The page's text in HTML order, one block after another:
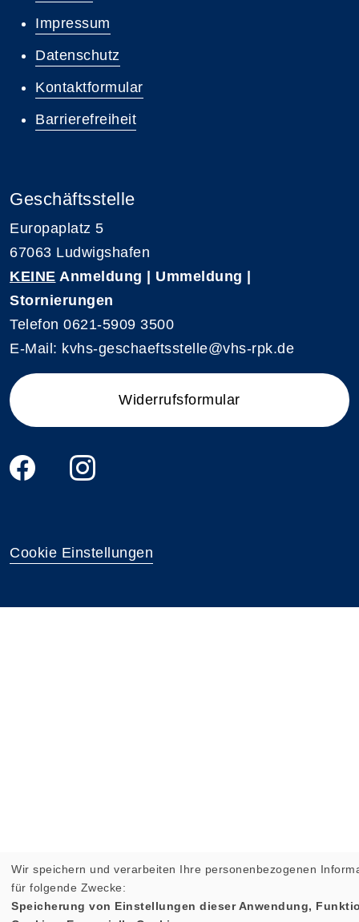
Impressum
Datenschutz
Kontaktformular
Barrierefreiheit
Geschäftsstelle
Europaplatz 5
67063 Ludwigshafen
KEINE Anmeldung | Ummeldung |
Stornierungen
Telefon 0621-5909 3500
E-Mail: kvhs-geschaeftsstelle@vhs-rpk.de
Widerrufsformular
Cookie Einstellungen
Wir speichern und verarbeiten Ihre personenbezogenen
für folgende Zwecke:
Speicherung von Einstellungen dieser Anwendung,